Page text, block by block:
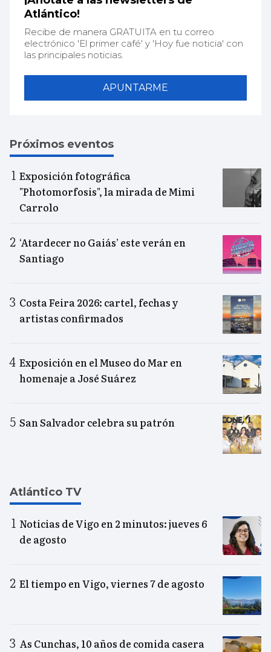
Atlántico!
Recibe de manera GRATUITA en tu correo
electrónico 'El primer café' y 'Hoy fue noticia' con
las principales noticias.
APUNTARME
Próximos eventos
Exposición fotográfica
"Photomorfosis", la mirada de Mimi
Carrolo
‘Atardecer no Gaiás’ este verán en
Santiago
Costa Feira 2026: cartel, fechas y
artistas confirmados
Exposición en el Museo do Mar en
homenaje a José Suárez
San Salvador celebra su patrón
Atlántico TV
Noticias de Vigo en 2 minutos: jueves 6
de agosto
El tiempo en Vigo, viernes 7 de agosto
As Cunchas, 10 años de comida casera